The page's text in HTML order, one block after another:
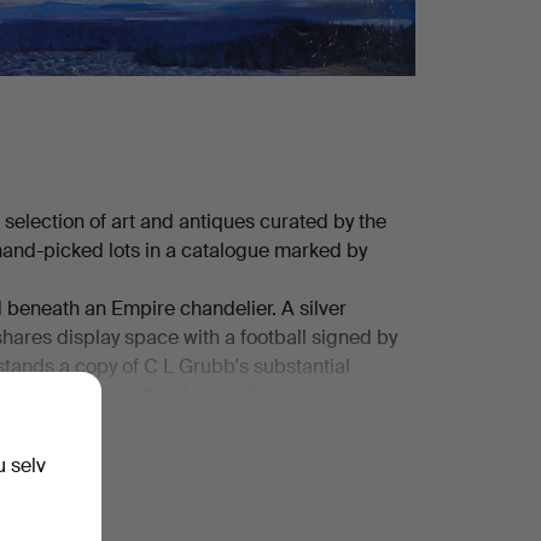
of art and antiques curated by the
picked lots in a catalogue marked by
an Empire chandelier. A silver
display space with a football signed by
a copy of C L Grubb's substantial
to this a wealth of beautiful objects,
folding screen, a ladle holder, a cameo
swans against a pale blue-pink sky, a
selv